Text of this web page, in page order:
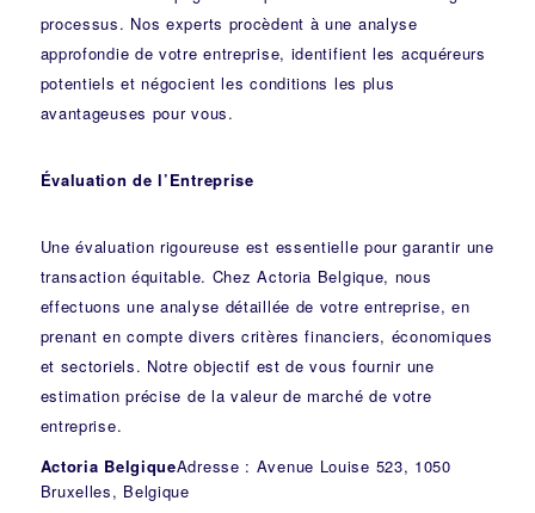
processus. Nos experts procèdent à une analyse
approfondie de votre entreprise, identifient les acquéreurs
potentiels et négocient les conditions les plus
avantageuses pour vous.
Évaluation de l’Entreprise
Une évaluation rigoureuse est essentielle pour garantir une
transaction équitable. Chez Actoria Belgique, nous
effectuons une analyse détaillée de votre entreprise, en
prenant en compte divers critères financiers, économiques
et sectoriels. Notre objectif est de vous fournir une
estimation précise de la valeur de marché de votre
entreprise.
Actoria BelgiqueAdresse : Avenue Louise 523, 1050
Bruxelles, Belgique